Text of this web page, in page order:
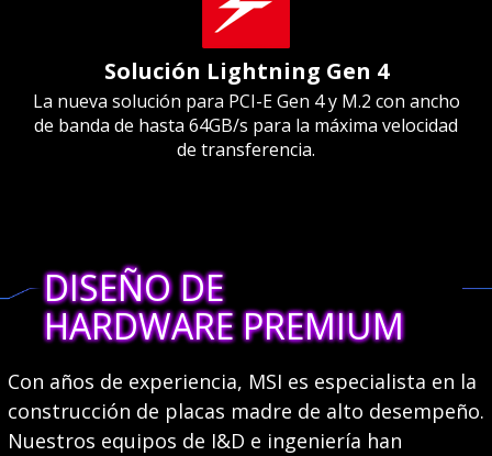
Solución Lightning Gen 4
La nueva solución para PCI-E Gen 4 y M.2 con ancho
de banda de hasta 64GB/s para la máxima velocidad
de transferencia.
DISEÑO DE
HARDWARE PREMIUM
Con años de experiencia, MSI es especialista en la
construcción de placas madre de alto desempeño.
Nuestros equipos de I&D e ingeniería han